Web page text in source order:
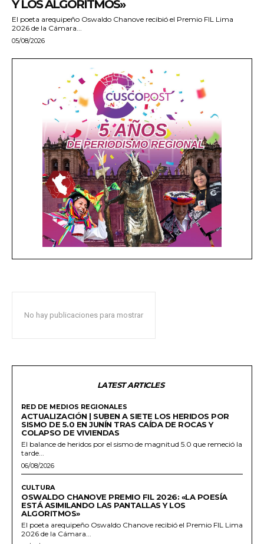
Y LOS ALGORITMOS»
El poeta arequipeño Oswaldo Chanove recibió el Premio FIL Lima
2026 de la Cámara...
05/08/2026
No hay publicaciones para mostrar
LATEST ARTICLES
RED DE MEDIOS REGIONALES
ACTUALIZACIÓN | SUBEN A SIETE LOS HERIDOS POR
SISMO DE 5.0 EN JUNÍN TRAS CAÍDA DE ROCAS Y
COLAPSO DE VIVIENDAS
El balance de heridos por el sismo de magnitud 5.0 que remeció la
tarde...
06/08/2026
CULTURA
OSWALDO CHANOVE PREMIO FIL 2026: «LA POESÍA
ESTÁ ASIMILANDO LAS PANTALLAS Y LOS
ALGORITMOS»
El poeta arequipeño Oswaldo Chanove recibió el Premio FIL Lima
2026 de la Cámara...